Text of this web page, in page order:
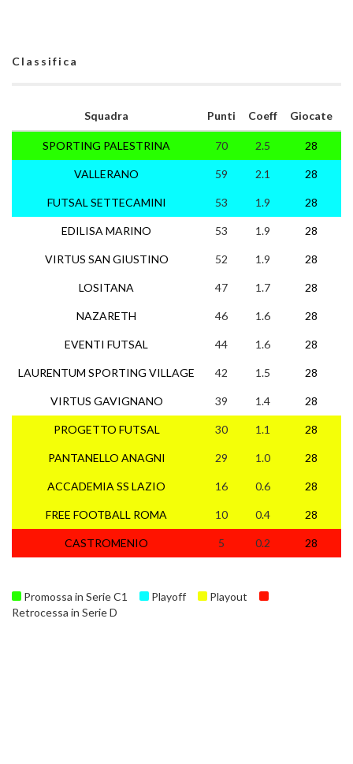
Classifica
Squadra
SPORTING PALESTRINA
VALLERANO
FUTSAL SETTECAMINI
EDILISA MARINO
VIRTUS SAN GIUSTINO
LOSITANA
NAZARETH
EVENTI FUTSAL
LAURENTUM SPORTING VILLAGE
VIRTUS GAVIGNANO
PROGETTO FUTSAL
PANTANELLO ANAGNI
ACCADEMIA SS LAZIO
FREE FOOTBALL ROMA
CASTROMENIO
Punti Coeff Giocate
70 2.5 28
59 2.1 28
53 1.9 28
53 1.9 28
52 1.9 28
47 1.7 28
46 1.6 28
44 1.6 28
42 1.5 28
39 1.4 28
30 1.1 28
29 1.0 28
16 0.6 28
10 0.4 28
5 0.2 28
Promossa in Serie C1 Playoff
Playout
Retrocessa in Serie D